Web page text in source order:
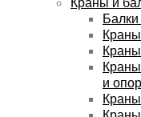
и